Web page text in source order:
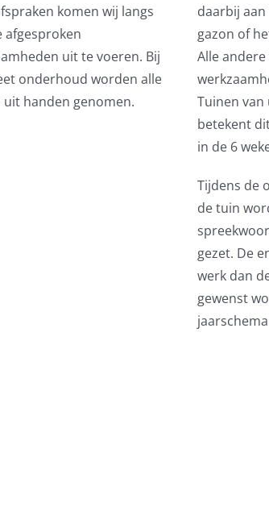
komen wij langs
afgesproken
uit te voeren. Bij
onderhoud worden alle
uit handen genomen.
daarbij
gazon of
Alle
Tuinen van
betekent
in de 6
Tijdens de
de tuin
gezet. De
werk dan
gewenst